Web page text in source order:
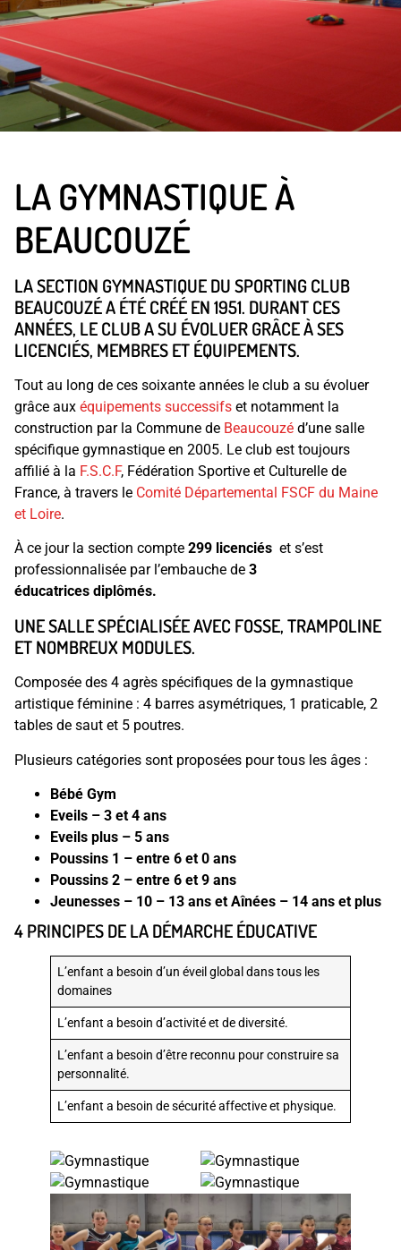
LA GYMNASTIQUE À
BEAUCOUZÉ
LA SECTION GYMNASTIQUE DU SPORTING CLUB
BEAUCOUZÉ A ÉTÉ CRÉÉ EN 1951. DURANT CES
ANNÉES, LE CLUB A SU ÉVOLUER GRÂCE À SES
LICENCIÉS, MEMBRES ET ÉQUIPEMENTS.
Tout au long de ces soixante années le club a su évoluer
grâce aux équipements successifs et notamment la
construction par la Commune de Beaucouzé d’une salle
spécifique gymnastique en 2005. Le club est toujours
affilié à la F.S.C.F, Fédération Sportive et Culturelle de
France, à travers le Comité Départemental FSCF du Maine
et Loire.
À ce jour la section compte 299 licenciés et s’est
professionnalisée par l’embauche de 3
éducatrices diplômés.
UNE SALLE SPÉCIALISÉE AVEC FOSSE, TRAMPOLINE
ET NOMBREUX MODULES.
Composée des 4 agrès spécifiques de la gymnastique
artistique féminine : 4 barres asymétriques, 1 praticable, 2
tables de saut et 5 poutres.
Plusieurs catégories sont proposées pour tous les âges :
Bébé Gym
Eveils – 3 et 4 ans
Eveils plus – 5 ans
Poussins 1 – entre 6 et 0 ans
Poussins 2 – entre 6 et 9 ans
Jeunesses – 10 – 13 ans et Aînées – 14 ans et plus
4 PRINCIPES DE LA DÉMARCHE ÉDUCATIVE
L’enfant a besoin d’un éveil global dans tous les
domaines
L’enfant a besoin d’activité et de diversité.
L’enfant a besoin d’être reconnu pour construire sa
personnalité.
L’enfant a besoin de sécurité affective et physique.